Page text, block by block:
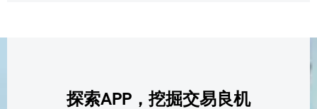
探索APP，挖掘交易良机